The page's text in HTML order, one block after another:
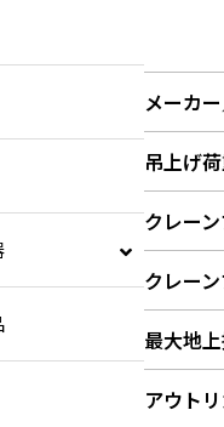
メーカ
吊上げ
クレー
クレー
最大地
アウト